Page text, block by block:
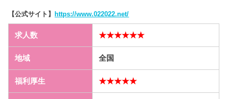
【公式サイト】https://www.022022.net/
求人数 ★★★★★★
地域 全国
福利厚生 ★★★★★